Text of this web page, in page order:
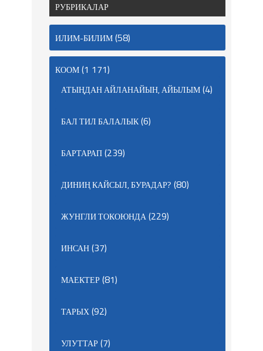
РУБРИКАЛАР
ИЛИМ-БИЛИМ(58)
КООМ(1 171)
АТЫҢДАН АЙЛАНАЙЫН, АЙЫЛЫМ(4)
БАЛ ТИЛ БАЛАЛЫК(6)
БАРТАРАП(239)
ДИНИҢ КАЙСЫЛ, БУРАДАР? (80)
ЖУНГЛИ ТОКОЮНДА(229)
ИНСАН(37)
МАЕКТЕР(81)
ТАРЫХ(92)
УЛУТТАР(7)